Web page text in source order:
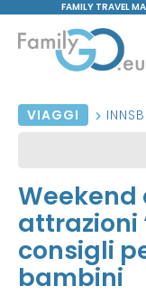
FAMILY TRAVEL
VIAGGI
Weekend
attrazioni
consigli
bambini